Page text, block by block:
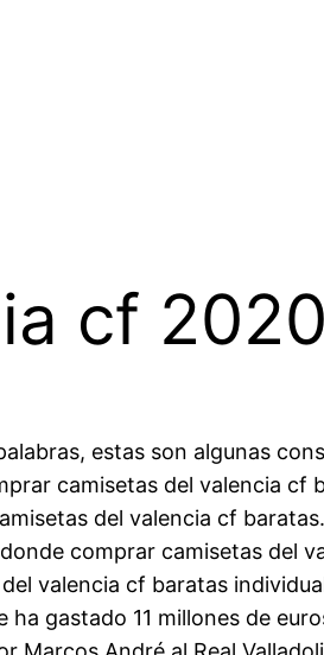
cf 2020
estas son algunas
camisetas del valencia cf
del valencia cf
comprar camisetas del
valencia cf baratas
ha gastado 11 millones de